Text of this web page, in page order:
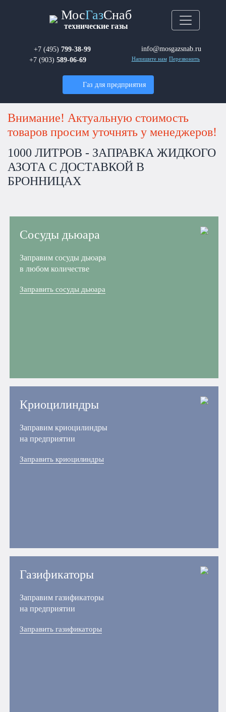
МосГазСнаб
технические газы
+7 (495) 799-38-99
+7 (903) 589-06-69
info@mosgazsnab.ru
Напишите нам Перезвонить
Газ для предприятия
Внимание! Актуальную стоимость
товаров просим уточнять у менеджеров!
1000 ЛИТРОВ - ЗАПРАВКА ЖИДКОГО
АЗОТА С ДОСТАВКОЙ В
БРОННИЦАХ
Сосуды дьюара
Заправим сосуды дьюара
в любом количестве
Заправить сосуды дьюара
Криоцилиндры
Заправим криоцилиндры
на предприятии
Заправить криоцилиндры
Газификаторы
Заправим газификаторы
на предприятии
Заправить газификаторы